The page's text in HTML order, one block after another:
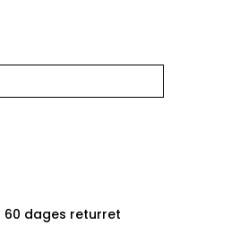
60 dages returret